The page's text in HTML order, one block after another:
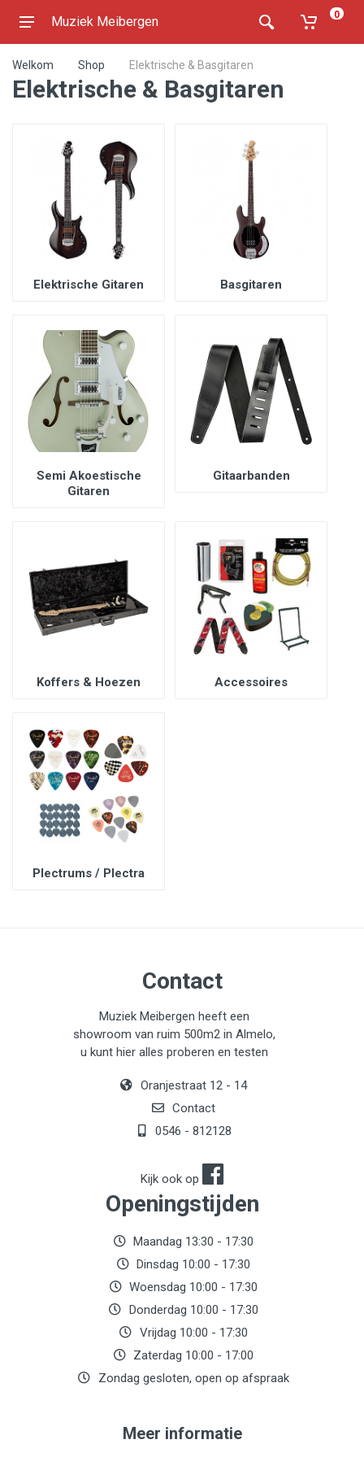
Muziek Meibergen 0
Welkom Shop Elektrische & Basgitaren
Elektrische & Basgitaren
Elektrische Gitaren Basgitaren
Semi Akoestische
Gitaren
Gitaarbanden
Koffers & Hoezen Accessoires
Plectrums / Plectra
Contact
Muziek Meibergen heeft een
showroom van ruim 500m2 in Almelo,
u kunt hier alles proberen en testen
Oranjestraat 12 - 14
Contact
0546 - 812128
Kijk ook op
Openingstijden
Maandag 13:30 - 17:30
Dinsdag 10:00 - 17:30
Woensdag 10:00 - 17:30
Donderdag 10:00 - 17:30
Vrijdag 10:00 - 17:30
Zaterdag 10:00 - 17:00
Zondag gesloten, open op afspraak
Meer informatie